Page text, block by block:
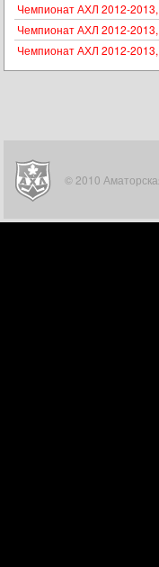
Чемпионат АХЛ 2012-
Чемпионат АХЛ 2012-
Чемпионат АХЛ 2012-
© 2010